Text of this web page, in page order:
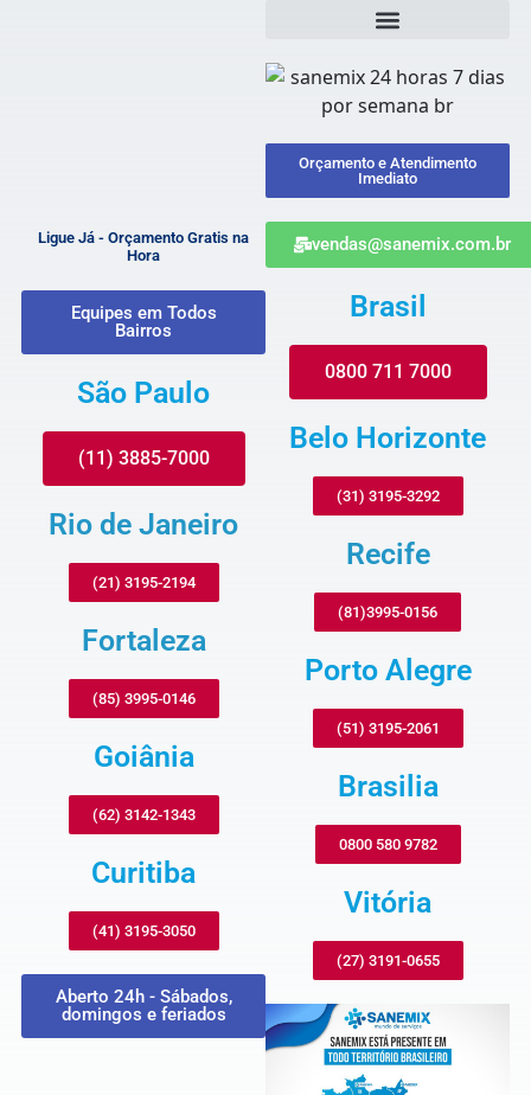
Ligue Já - Orçamento Gratis na
Hora
Equipes em Todos
Bairros
São Paulo
(11) 3885-7000
Rio de Janeiro
(21) 3195-2194
Fortaleza
(85) 3995-0146
Goiânia
(62) 3142-1343
Curitiba
(41) 3195-3050
Aberto 24h - Sábados,
domingos e feriados
Orçamento e Atendimento
Imediato
vendas@sanemix.com.br
Brasil
0800 711 7000
Belo Horizonte
(31) 3195-3292
Recife
(81)3995-0156
Porto Alegre
(51) 3195-2061
Brasilia
0800 580 9782
Vitória
(27) 3191-0655